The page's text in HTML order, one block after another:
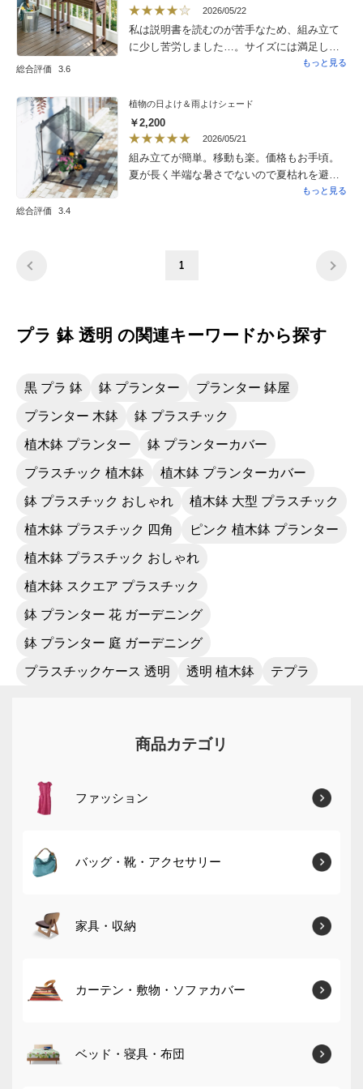
言って、花が散ったら秋まで不要なんですよ
ね。丈を短くできる仕様であれば、丈が短め
のバラやミニバラで使えて汎用性が高そうで
総合評価 3.6
2026/05/22
私は説明書を読むのが苦手なため、組み立て
に少し苦労しました…。サイズには満足して
おります。実は、昨年から購入を検討してお
す！とても気に入ったので、もう１台、購入
もっと見る
総合評価 3.4
植物の日よけ＆雨よけシェード
￥2,200
2026/05/21
組み立てが簡単。移動も楽。価格もお手頃。
夏が長く半端な暑さでないので夏枯れを避け
るためコンパクトな日除けを探してました。
もっと見る
1
プラ 鉢 透明 の関連キーワードから探す
黒 プラ 鉢 鉢 プランター プランター 鉢屋
プランター 木鉢 鉢 プラスチック
植木鉢 プランター 鉢 プランターカバー
プラスチック 植木鉢 植木鉢 プランターカバー
鉢 プラスチック おしゃれ 植木鉢 大型 プラスチック
植木鉢 プラスチック 四角 ピンク 植木鉢 プランター
植木鉢 プラスチック おしゃれ
植木鉢 スクエア プラスチック
鉢 プランター 花 ガーデニング
鉢 プランター 庭 ガーデニング
プラスチックケース 透明 透明 植木鉢 テプラ
商品カテゴリ
ファッション
バッグ・靴・アクセサリー
家具・収納
カーテン・敷物・ソファカバー
ベッド・寝具・布団